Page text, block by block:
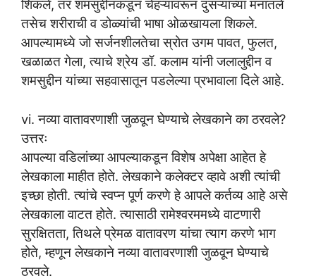
शिकले, तर शमसुद्दीनकडून चेहऱ्यावरून दुसऱ्याच्या मनातले
तसेच शरीराची व डोळ्यांची भाषा ओळखायला शिकले.
आपल्यामध्ये जो सर्जनशीलतेचा स्रोत उगम पावत, फुलत,
खळाळत गेला, त्याचे श्रेय डॉ. कलाम यांनी जलालुद्दीन व
शमसुद्दीन यांच्या सहवासातून पडलेल्या प्रभावाला दिले आहे.
vi. नव्या वातावरणाशी जुळवून घेण्याचे लेखकाने का ठरवले?
उत्तरः
आपल्या वडिलांच्या आपल्याकडून विशेष अपेक्षा आहेत हे
लेखकाला माहीत होते. लेखकाने कलेक्टर व्हावे अशी त्यांची
इच्छा होती. त्यांचे स्वप्न पूर्ण करणे हे आपले कर्तव्य आहे असे
लेखकाला वाटत होते. त्यासाठी रामेश्वरममध्ये वाटणारी
सुरक्षितता, तिथले प्रेमळ वातावरण यांचा त्याग करणे भाग
होते, म्हणून लेखकाने नव्या वातावरणाशी जुळवून घेण्याचे
ठरवले.